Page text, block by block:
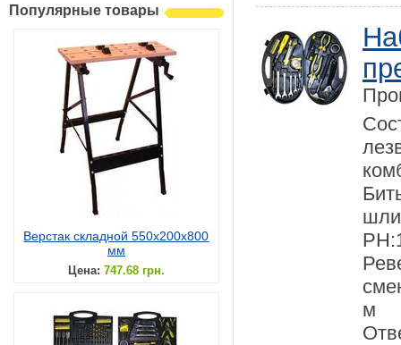
Популярные товары
Верстак складной 550х200х800
мм
Цена: 747.68 грн.
м